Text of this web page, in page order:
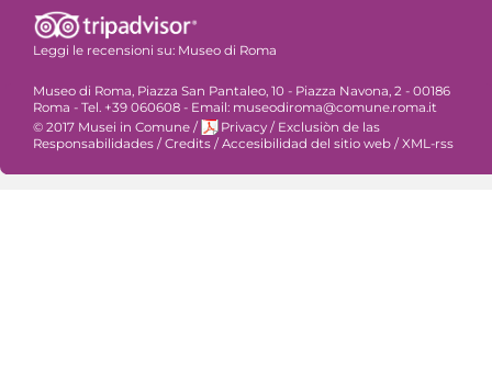
Leggi le recensioni su: Museo di Roma
Museo di Roma, Piazza San Pantaleo, 10 - Piazza Navona, 2 - 00186
Roma - Tel. +39 060608 - Email: museodiroma@comune.roma.it
© 2017 Musei in Comune / Privacy / Exclusiòn de las
Responsabilidades / Credits / Accesibilidad del sitio web / XML-rss